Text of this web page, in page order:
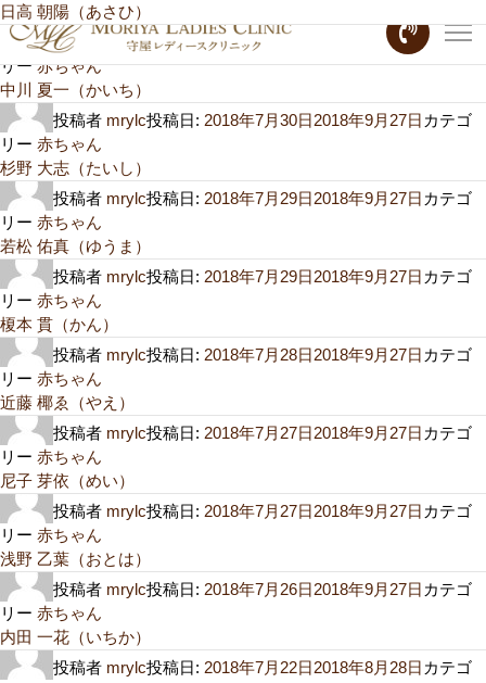
月:2018年7月
日高 朝陽（あさひ）
投稿者
mrylc投稿日:2018年7月31日 2018年9月27日 カテゴ
リー赤ちゃん
中川 夏一（かいち）
投稿者 mrylc投稿日: 2018年7月30日2018年9月27日 カテゴ
リー 赤ちゃん
杉野 大志（たいし）
投稿者 mrylc投稿日: 2018年7月29日2018年9月27日 カテゴ
リー 赤ちゃん
若松 佑真（ゆうま）
投稿者 mrylc投稿日: 2018年7月29日2018年9月27日 カテゴ
リー 赤ちゃん
榎本 貫（かん）
投稿者 mrylc投稿日: 2018年7月28日2018年9月27日 カテゴ
リー 赤ちゃん
近藤 椰ゑ（やえ）
投稿者 mrylc投稿日: 2018年7月27日2018年9月27日 カテゴ
リー 赤ちゃん
尼子 芽依（めい）
投稿者 mrylc投稿日: 2018年7月27日2018年9月27日 カテゴ
リー 赤ちゃん
浅野 乙葉（おとは）
投稿者 mrylc投稿日: 2018年7月26日2018年9月27日 カテゴ
リー 赤ちゃん
内田 一花（いちか）
投稿者 mrylc投稿日: 2018年7月22日2018年8月28日 カテゴ